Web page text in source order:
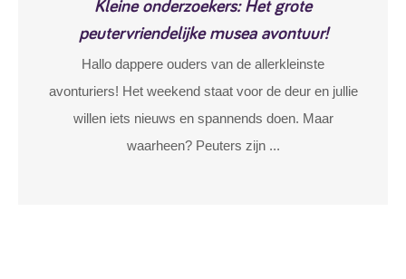
Kleine onderzoekers: Het grote
peutervriendelijke musea avontuur!
Hallo dappere ouders van de allerkleinste
avonturiers! Het weekend staat voor de deur en jullie
willen iets nieuws en spannends doen. Maar
waarheen? Peuters zijn ...